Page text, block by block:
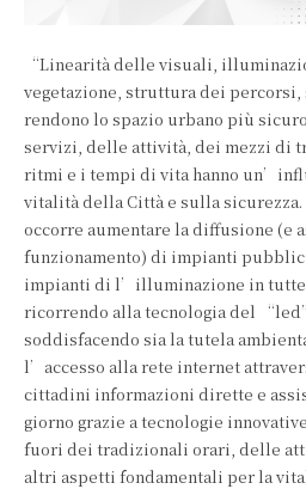
“Linearità delle visuali,
vegetazione, struttura dei percorsi,
rendono lo spazio urbano più
servizi, delle attività, dei mezzi di
ritmi e i tempi di vita hanno
vitalità della Città e sulla sicurezza.
occorre aumentare la diffusione (e
funzionamento) di impianti
impianti di l’illuminazione in tutte
ricorrendo alla tecnologia del
soddisfacendo sia la tutela
l’accesso alla rete internet
cittadini informazioni dirette e
giorno grazie a tecnologie
fuori dei tradizionali orari, delle
altri aspetti fondamentali per la